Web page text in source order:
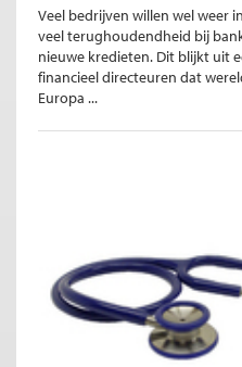
Veel bedrijven willen wel weer
veel terughoudendheid bij
nieuwe kredieten. Dit blijkt uit
financieel directeuren dat
Europa ...